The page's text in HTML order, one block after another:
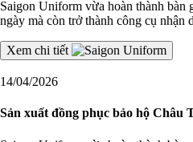
Saigon Uniform vừa hoàn thành bàn
ngày mà còn trở thành công cụ
Xem chi tiết
14/04/2026
Sản xuất đồng phục bảo hộ Châu